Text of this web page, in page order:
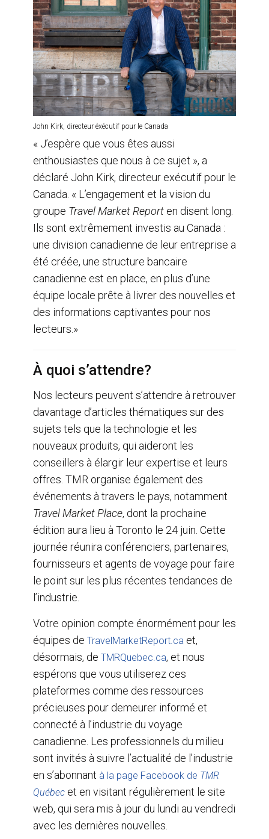
John Kirk, directeur éxécutif pour le Canada
« J’espère que vous êtes aussi
enthousiastes que nous à ce sujet », a
déclaré John Kirk, directeur exécutif pour le
Canada. « L’engagement et la vision du
groupe Travel Market Report en disent long.
Ils sont extrêmement investis au Canada :
une division canadienne de leur entreprise a
été créée, une structure bancaire
canadienne est en place, en plus d’une
équipe locale prête à livrer des nouvelles et
des informations captivantes pour nos
lecteurs.»
À quoi s’attendre?
Nos lecteurs peuvent s’attendre à retrouver
davantage d’articles thématiques sur des
sujets tels que la technologie et les
nouveaux produits, qui aideront les
conseillers à élargir leur expertise et leurs
offres. TMR organise également des
événements à travers le pays, notamment
Travel Market Place, dont la prochaine
édition aura lieu à Toronto le 24 juin. Cette
journée réunira conférenciers, partenaires,
fournisseurs et agents de voyage pour faire
le point sur les plus récentes tendances de
l’industrie.
Votre opinion compte énormément pour les
équipes de TravelMarketReport.ca et,
désormais, de TMRQuebec.ca, et nous
espérons que vous utiliserez ces
plateformes comme des ressources
précieuses pour demeurer informé et
connecté à l’industrie du voyage
canadienne. Les professionnels du milieu
sont invités à suivre l’actualité de l’industrie
en s’abonnant à la page Facebook de TMR
Québec et en visitant régulièrement le site
web, qui sera mis à jour du lundi au vendredi
avec les dernières nouvelles.